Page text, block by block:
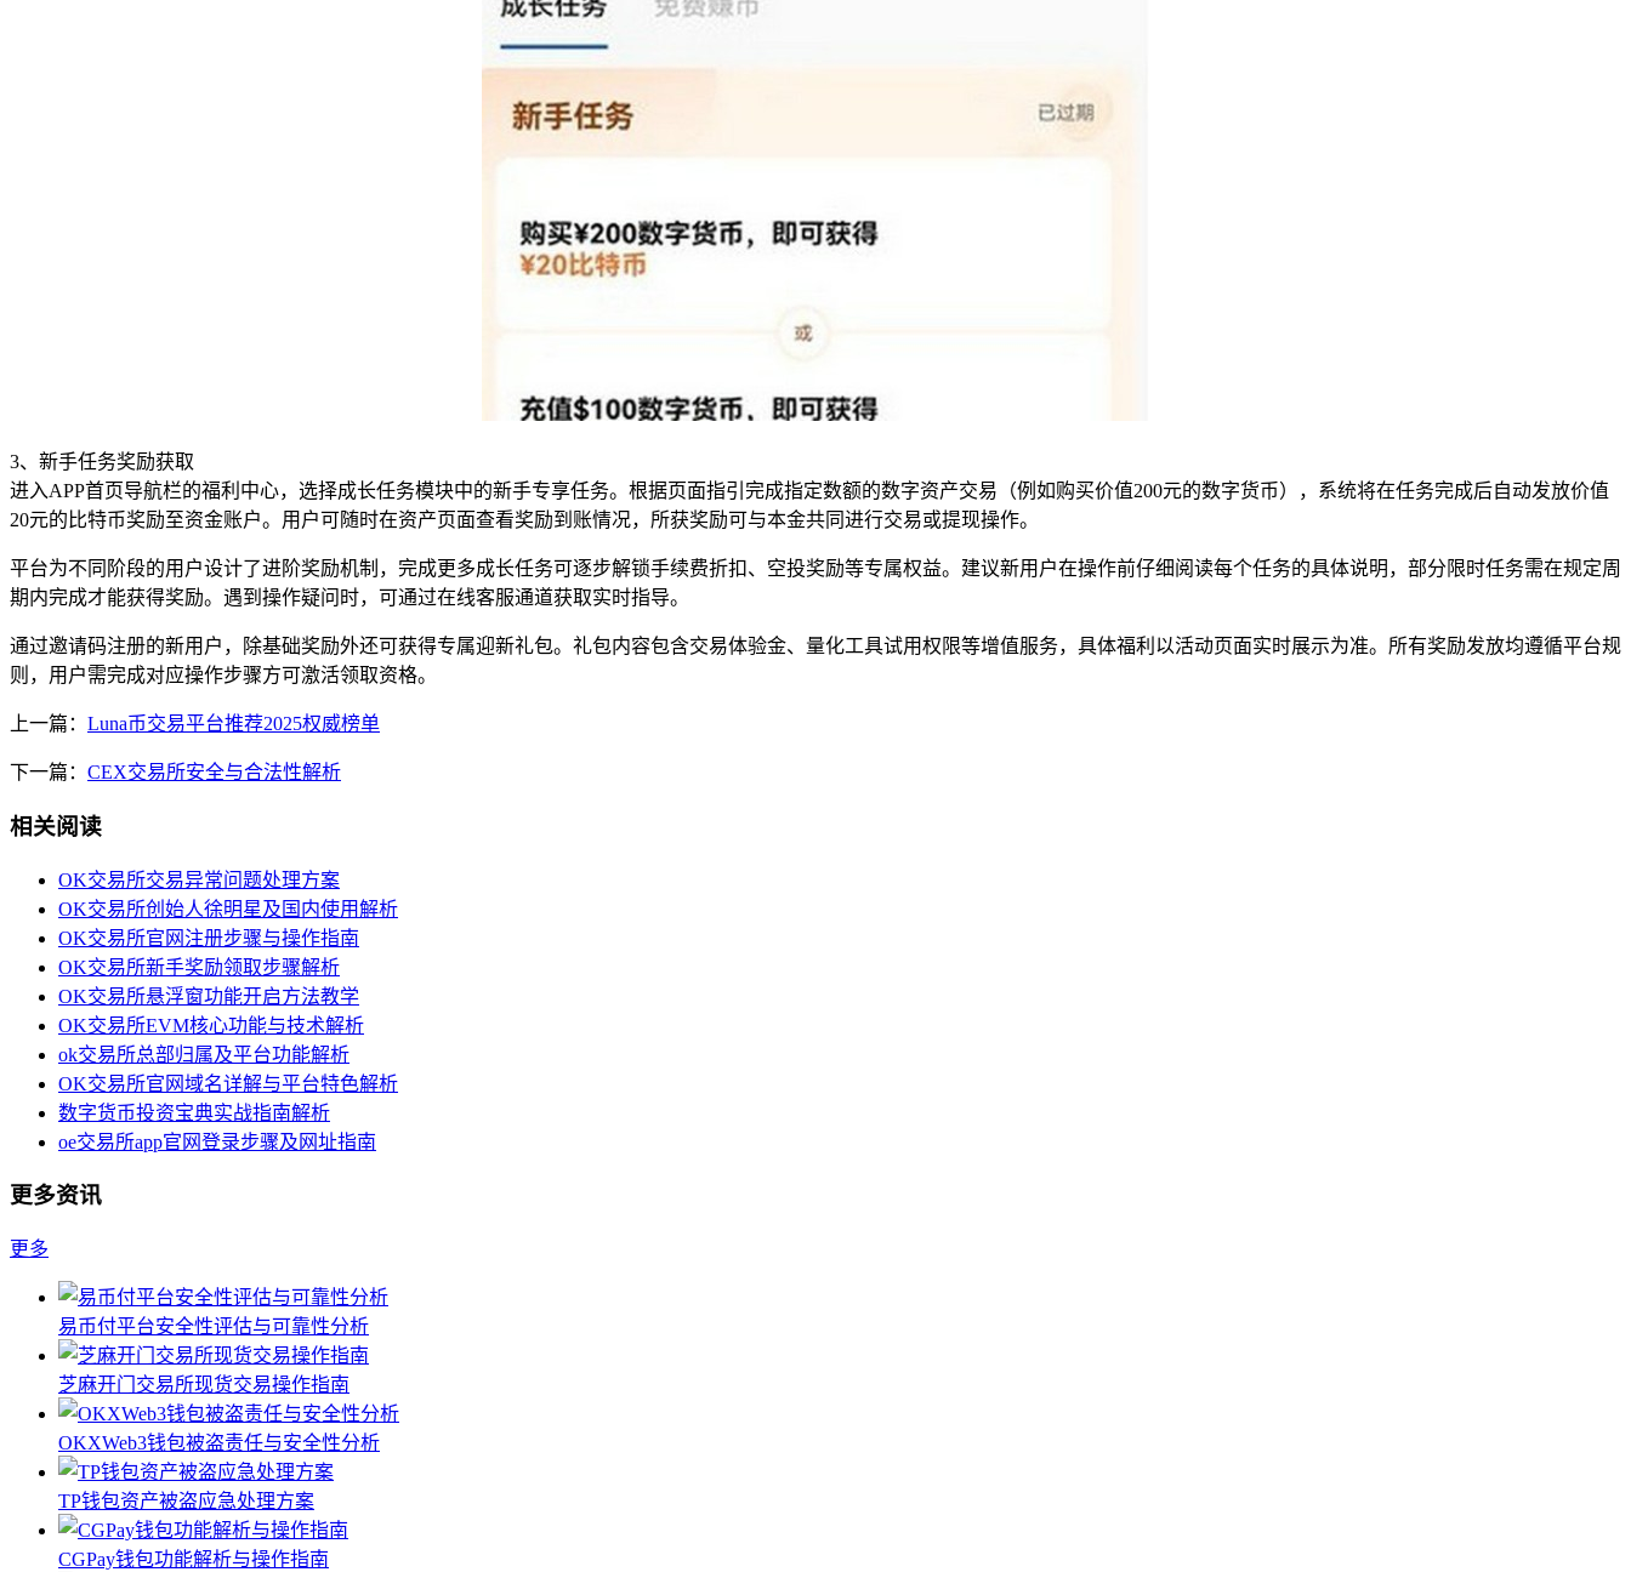
3、新手任务奖励获取
进入APP首页导航栏的福利中心，选择成长任务模块中的新手专享任务。根据页面指引完成指定数额的数字资产交易（例如购买价值200元的数字货币），系统将在任务完成后自动发放价值
20元的比特币奖励至资金账户。用户可随时在资产页面查看奖励到账情况，所获奖励可与本金共同进行交易或提现操作。
平台为不同阶段的用户设计了进阶奖励机制，完成更多成长任务可逐步解锁手续费折扣、空投奖励等专属权益。建议新用户在操作前仔细阅读每个任务的具体说明，部分限时任务需在规定周
期内完成才能获得奖励。遇到操作疑问时，可通过在线客服通道获取实时指导。
通过邀请码注册的新用户，除基础奖励外还可获得专属迎新礼包。礼包内容包含交易体验金、量化工具试用权限等增值服务，具体福利以活动页面实时展示为准。所有奖励发放均遵循平台规
则，用户需完成对应操作步骤方可激活领取资格。
上一篇： Luna币交易平台推荐2025权威榜单
下一篇： CEX交易所安全与合法性解析
相关阅读
OK交易所交易异常问题处理方案
OK交易所创始人徐明星及国内使用解析
OK交易所官网注册步骤与操作指南
OK交易所新手奖励领取步骤解析
OK交易所悬浮窗功能开启方法教学
OK交易所EVM核心功能与技术解析
ok交易所总部归属及平台功能解析
OK交易所官网域名详解与平台特色解析
数字货币投资宝典实战指南解析
oe交易所app官网登录步骤及网址指南
更多资讯
更多
易币付平台安全性评估与可靠性分析
芝麻开门交易所现货交易操作指南
OKXWeb3钱包被盗责任与安全性分析
TP钱包资产被盗应急处理方案
CGPay钱包功能解析与操作指南